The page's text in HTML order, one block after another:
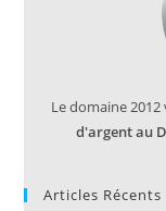
Le domaine
d'argent au
Articles Récents